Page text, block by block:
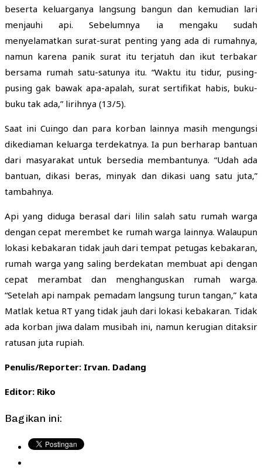
beserta keluarganya langsung bangun dan kemudian lari
menjauhi api. Sebelumnya ia mengaku sudah
menyelamatkan surat-surat penting yang ada di rumahnya,
namun karena panik surat itu terjatuh dan ikut terbakar
bersama rumah satu-satunya itu. “Waktu itu tidur, pusing-
pusing gak bawak apa-apalah, surat sertifikat habis, buku-
buku tak ada,” lirihnya (13/5).
Saat ini Cuingo dan para korban lainnya masih mengungsi
dikediaman keluarga terdekatnya. Ia pun berharap bantuan
dari masyarakat untuk bersedia membantunya. “Udah ada
bantuan, dikasi beras, minyak dan dikasi uang satu juta,”
tambahnya.
Api yang diduga berasal dari lilin salah satu rumah warga
dengan cepat merembet ke rumah warga lainnya. Walaupun
lokasi kebakaran tidak jauh dari tempat petugas kebakaran,
rumah warga yang saling berdekatan membuat api dengan
cepat merambat dan menghanguskan rumah warga.
“Setelah api nampak pemadam langsung turun tangan,” kata
Matlak ketua RT yang tidak jauh dari lokasi kebakaran. Tidak
ada korban jiwa dalam musibah ini, namun kerugian ditaksir
ratusan juta rupiah.
Penulis/Reporter: Irvan. Dadang
Editor: Riko
Bagikan ini: